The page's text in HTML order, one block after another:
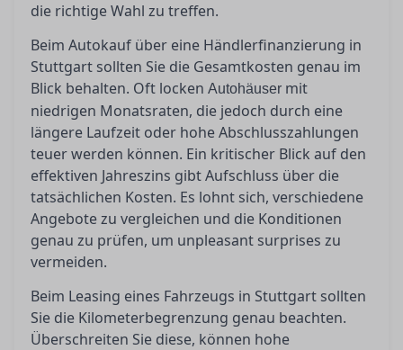
die richtige Wahl zu treffen.
Beim Autokauf über eine Händlerfinanzierung in
Stuttgart sollten Sie die Gesamtkosten genau im
Blick behalten. Oft locken Autohäuser mit
niedrigen Monatsraten, die jedoch durch eine
längere Laufzeit oder hohe Abschlusszahlungen
teuer werden können. Ein kritischer Blick auf den
effektiven Jahreszins gibt Aufschluss über die
tatsächlichen Kosten. Es lohnt sich, verschiedene
Angebote zu vergleichen und die Konditionen
genau zu prüfen, um unpleasant surprises zu
vermeiden.
Beim Leasing eines Fahrzeugs in Stuttgart sollten
Sie die Kilometerbegrenzung genau beachten.
Überschreiten Sie diese, können hohe